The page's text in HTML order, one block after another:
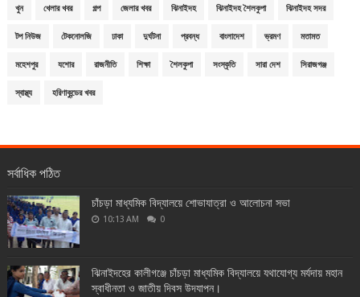
খুন খেলার খবর গল্প জেলার খবর ঝিনাইদহ ঝিনাইদহ শৈলকুপা ঝিনাইদহ সদর
টপ নিউজ টেকনোলজি ঢাকা দুর্ঘটনা প্রবন্ধ বাংলাদেশ ভ্রমণ মতামত
মহেশপুর যশোর রাজনীতি শিক্ষা শৈলকুপা সংস্কৃতি সারা দেশ সিরাজগঞ্জ
স্বাস্থ্য হরিণাকুন্ডের খবর
সর্বাধিক পঠিত
চাঁচড়া মাধ্যমিক বিদ্যালয়ে শোভাযাত্রা ও আলোচনা সভা
10:13 AM 0
ঝিনাইদহের কালীগঞ্জে চাঁচড়া মাধ্যমিক বিদ্যালয়ে যথাযোগ্য মর্যদায় মহান
স্বাধীনতা ও জাতীয় দিবস উদযাপন।